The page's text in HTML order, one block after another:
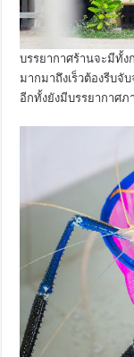
บรรยากาศร้านจะมีทั้ง
มากมาถึงเร็วต้องรีบจั
อีกทั้งยังมีบรรยากาศภ